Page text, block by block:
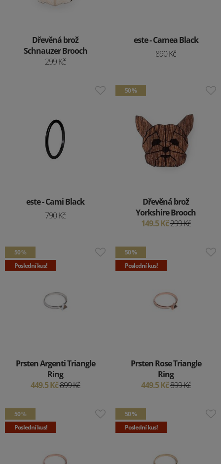
Dřevěná brož
Schnauzer Brooch
299 Kč
este - Camea Black
890 Kč
este - Cami Black
790 Kč
50 %
Dřevěná brož
Yorkshire Brooch
149.5 Kč299 Kč
50 %
Poslední kus!
Prsten Argenti Triangle
Ring
449.5 Kč899 Kč
50 %
Poslední kus!
Prsten Rose Triangle
Ring
449.5 Kč899 Kč
50 %
Poslední kus!
50 %
Poslední kus!